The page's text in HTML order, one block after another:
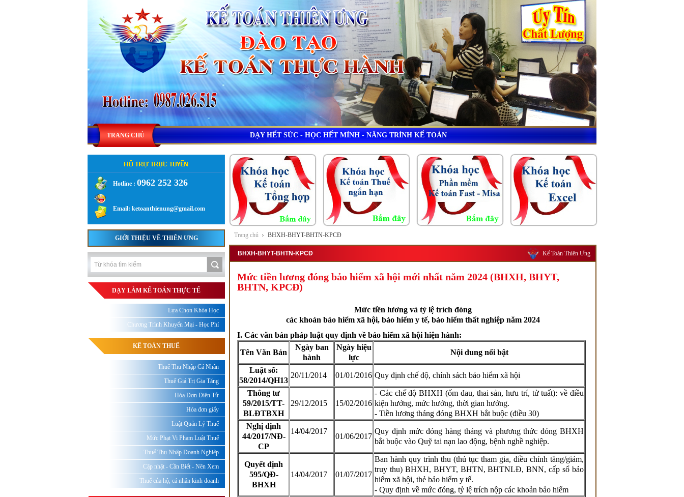
DẠY HẾT SỨC - HỌC HẾT MÌNH - NÂNG TRÌNH KẾ TOÁN
TRANG CHỦ
Trang chủ BHXH-BHYT-BHTN-KPCĐ
BHXH-BHYT-BHTN-KPCĐ Kế Toán Thiên Ưng
Mức tiền lương đóng bảo hiểm xã hội mới nhất năm 2024 (BHXH, BHYT,
BHTN, KPCĐ)
Mức tiền lương và tỷ lệ trích đóng
các khoản bảo hiểm xã hội, bảo hiểm y tế, bảo hiểm thất nghiệp năm 2024
I. Các văn bản pháp luật quy định về bảo hiểm xã hội hiện hành:
Tên Văn Bản
Ngày ban
hành
Ngày hiệu
lực
Nội dung nổi bật
Luật số:
58/2014/QH13
20/11/2014 01/01/2016 Quy định chế độ, chính sách bảo hiểm xã hội
Thông tư
59/2015/TT-
BLĐTBXH
29/12/2015 15/02/2016
- Các chế độ BHXH (ốm đau, thai sản, hưu trí, tử tuất): về điều
kiện hưởng, mức hưởng, thời gian hưởng.
- Tiền lương tháng đóng BHXH bắt buộc (điều 30)
Nghị định
44/2017/NĐ-
CP
14/04/2017
01/06/2017
Quy định mức đóng hàng tháng và phương thức đóng BHXH
bắt buộc vào Quỹ tai nạn lao động, bệnh nghề nghiệp.
Quyết định
595/QĐ-
BHXH
14/04/2017 01/07/2017
Ban hành quy trình thu (thủ tục tham gia, điều chỉnh tăng/giảm,
truy thu) BHXH, BHYT, BHTN, BHTNLĐ, BNN, cấp sổ bảo
hiểm xã hội, thẻ bảo hiểm y tế.
- Quy định về mức đóng, tỷ lệ trích nộp các khoản bảo hiểm
Hotline : 0962 252 326
.
Email: ketoanthienung@gmail.com
GIỚI THIỆU VỀ THIÊN ƯNG
DẠY LÀM KẾ TOÁN THỰC TẾ
Lựa Chọn Khóa Học
Chương Trình Khuyến Mại - Học Phí
KẾ TOÁN THUẾ
Thuế Thu Nhập Cá Nhân
Thuế Giá Trị Gia Tăng
Hóa Đơn Điện Tử
Hóa đơn giấy
Luật Quản Lý Thuế
Mức Phạt Vi Phạm Luật Thuế
Thuế Thu Nhập Doanh Nghiệp
Cập nhật - Cần Biết - Nên Xem
Thuế của hộ, cá nhân kinh doanh